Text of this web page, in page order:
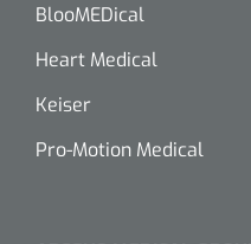
BlooMEDical
Heart Medical
Keiser
Pro-Motion Medical